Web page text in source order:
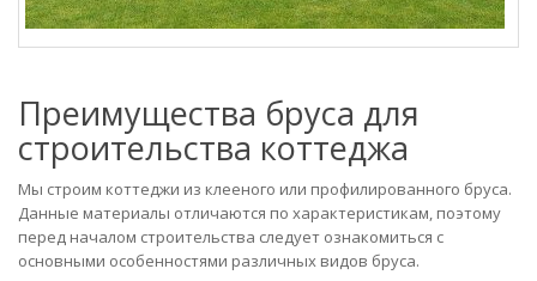
Преимущества бруса для
строительства коттеджа
Мы строим коттеджи из клееного или профилированного бруса.
Данные материалы отличаются по характеристикам, поэтому
перед началом строительства следует ознакомиться с
основными особенностями различных видов бруса.